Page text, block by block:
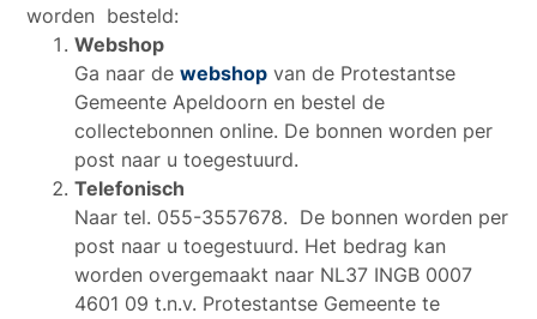
worden besteld:
Webshop
Ga naar dewebshop van de Protestantse
Gemeente Apeldoorn en bestel de
collectebonnen online. De bonnen worden per
post naar u toegestuurd.
Telefonisch
Naar tel. 055-3557678. De bonnen worden per
post naar u toegestuurd. Het bedrag kan
worden overgemaakt naar NL37 INGB 0007
4601 09 t.n.v. Protestantse Gemeente te